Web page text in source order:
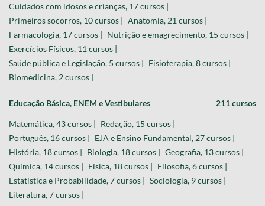
Cuidados com idosos e crianças, 17 cursos |
Primeiros socorros, 10 cursos | Anatomia, 21 cursos |
Farmacologia, 17 cursos | Nutrição e emagrecimento, 15 cursos |
Exercícios Físicos, 11 cursos |
Saúde pública e Legislação, 5 cursos | Fisioterapia, 8 cursos |
Biomedicina, 2 cursos |
Educação Básica, ENEM e Vestibulares 211 cursos
Matemática, 43 cursos | Redação, 15 cursos |
Português, 16 cursos | EJA e Ensino Fundamental, 27 cursos |
História, 18 cursos | Biologia, 18 cursos | Geografia, 13 cursos |
Química, 14 cursos | Física, 18 cursos | Filosofia, 6 cursos |
Estatística e Probabilidade, 7 cursos | Sociologia, 9 cursos |
Literatura, 7 cursos |